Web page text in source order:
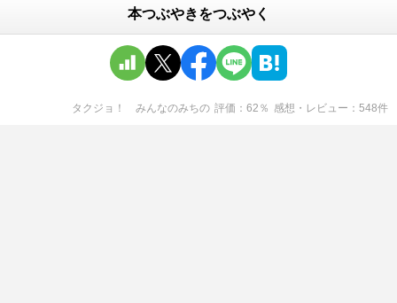
本つぶやきをつぶやく
タクジョ！ みんなのみちの 評価 62 ％ 感想・レビュー 548件